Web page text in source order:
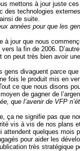
mettons à jour juste
technologies
de suite.
années pour que les
jour que nous
la fin de 2006.
peut très bien avoir
divaguent parce
fois le produit mis en
ce que nous disons
de gagner de
que l’avenir de VFP
ça ne signifie pas que
vis à vis de nos plans
quelques mois
pour aider les
très stratégique